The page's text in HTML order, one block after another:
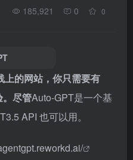
185,921 0 0
上的网站，你只需要有
尽管Auto-GPT是一个基
API 也可以用。